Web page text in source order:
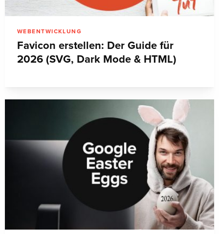
WEBENTWICKLUNG
Favicon erstellen: Der Guide für
2026 (SVG, Dark Mode & HTML)